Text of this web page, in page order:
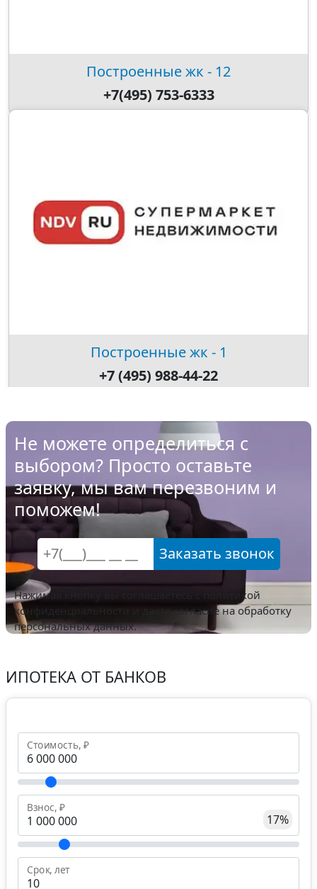
Построенные жк - 12
+7(495) 753-6333
Построенные жк - 1
+7 (495) 988-44-22
Не можете определиться с
выбором? Просто оставьте
заявку, мы вам перезвоним и
поможем!
Заказать звонок
Нажимая кнопку вы соглашаетесь с
политикой
конфиденциальности и даете согласие на обработку
персональных данных.
ИПОТЕКА ОТ БАНКОВ
Стоимость, ₽
Взнос, ₽
17%
Срок, лет